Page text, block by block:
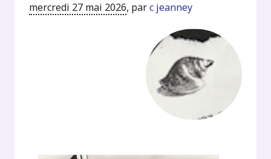
mercredi 27 mai 2026, parc jeanney